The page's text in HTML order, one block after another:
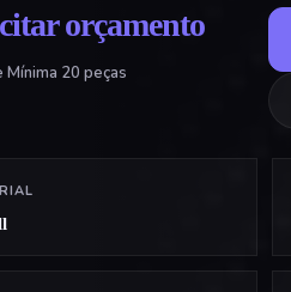
orçamento
Mínima 20 peças